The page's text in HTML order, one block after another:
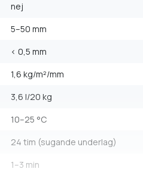
nej
5–50 mm
< 0,5 mm
1,6 kg/m²/mm
3,6 l/20 kg
10–25 °C
24 tim (sugande underlag)
1–3 min